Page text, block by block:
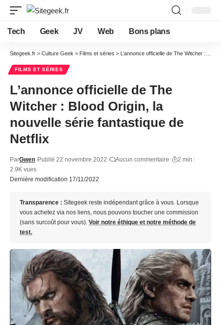
Tech Geek JV Web Bons plans
Sitegeek.fr > Culture Geek > Films et séries > L’annonce officielle de The Witcher : Blood Origin, la nouvelle série fantastique de Netflix
FILMS ET SÉRIES
L’annonce officielle de The
Witcher : Blood Origin, la
nouvelle série fantastique de
Netflix
Dernière modification 17/11/2022
ParGwen Publié 22 novembre 2022 Aucun commentaire
2 min
2.9K vues
Transparence : Sitegeek reste indépendant grâce à vous. Lorsque
vous achetez via nos liens, nous pouvons toucher une commission
(sans surcoût pour vous). Voir notre éthique et notre méthode de
test.